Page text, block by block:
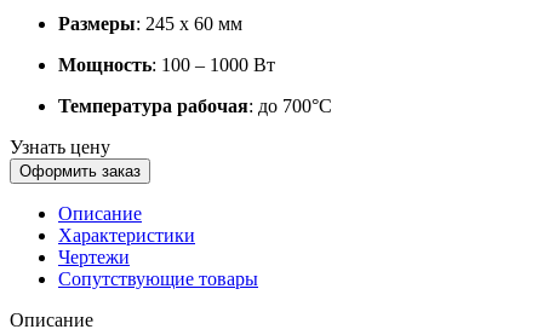
Размеры: 245 х 60 мм
Мощность: 100 – 1000 Вт
Температура рабочая: до 700°С
Узнать цену
Оформить заказ
Описание
Характеристики
Чертежи
Сопутствующие товары
Описание